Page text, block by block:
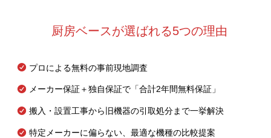
厨房ベースが選ばれる5つの理由
プロによる無料の事前現地調査
メーカー保証＋独自保証で「合計2年間無料保証」
搬入・設置工事から旧機器の引取処分まで一挙解決
特定メーカーに偏らない、最適な機種の比較提案